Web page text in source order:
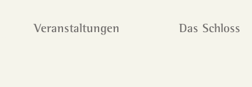
Veranstaltungen Das Schloss